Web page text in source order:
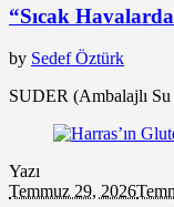
“Sıcak
by Sedef Öztürk
SUDER (Ambalajlı Su
Yazı
Temmuz 29, 2026